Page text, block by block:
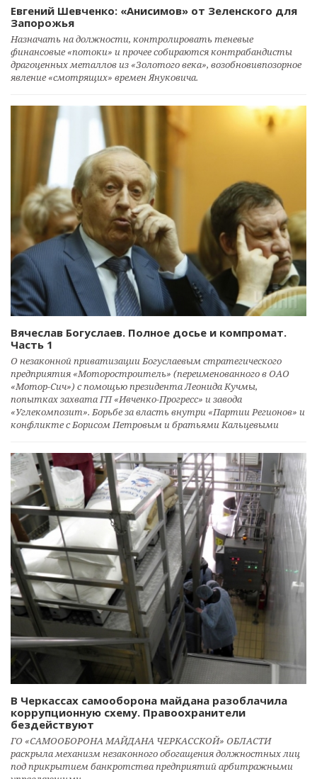
Евгений Шевченко: «Анисимов» от Зеленского для
Запорожья
Назначать на должности, контролировать теневые
финансовые «потоки» и прочее собираются контрабандисты
драгоценных металлов из «Золотого века», возобновивпозорное
явление «смотрящих» времен Януковича.
Вячеслав Богуслаев. Полное досье и компромат.
Часть 1
О незаконной приватизации Богуслаевым стратегического
предприятия «Моторостроитель» (переименованного в ОАО
«Мотор-Сич») с помощью президента Леонида Кучмы,
попытках захвата ГП «Ивченко-Прогресс» и завода
«Углекомпозит». Борьбе за власть внутри «Партии Регионов» и
конфликте с Борисом Петровым и братьями Кальцевыми
В Черкассах самооборона майдана разоблачила
коррупционную схему. Правоохранители
бездействуют
ГО «САМООБОРОНА МАЙДАНА ЧЕРКАССКОЙ» ОБЛАСТИ
раскрыла механизм незаконного обогащения должностных лиц
под прикрытием банкротства предприятий арбитражными